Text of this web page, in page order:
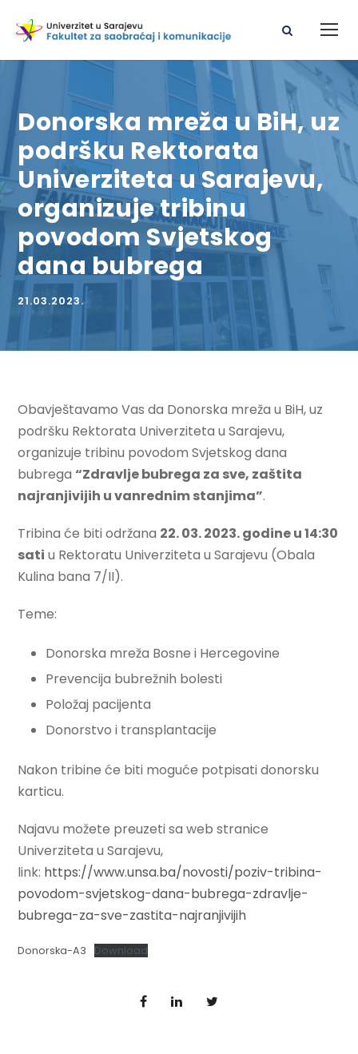
Donorska mreža u BiH, uz
podršku Rektorata
Univerziteta u Sarajevu,
organizuje tribinu
povodom Svjetskog
dana bubrega
21.03.2023.
Obavještavamo Vas da Donorska mreža u BiH, uz
podršku Rektorata Univerziteta u Sarajevu,
organizuje tribinu povodom Svjetskog dana
bubrega “Zdravlje bubrega za sve, zaštita
najranjivijih u vanrednim stanjima”.
Tribina će biti održana 22. 03. 2023. godine u 14:30
sati u Rektoratu Univerziteta u Sarajevu (Obala
Kulina bana 7/II).
Teme:
Donorska mreža Bosne i Hercegovine
Prevencija bubrežnih bolesti
Položaj pacijenta
Donorstvo i transplantacije
Nakon tribine će biti moguće potpisati donorsku
karticu.
Najavu možete preuzeti sa web stranice
Univerziteta u Sarajevu,
link: https://www.unsa.ba/novosti/poziv-tribina-
povodom-svjetskog-dana-bubrega-zdravlje-
bubrega-za-sve-zastita-najranjivijih
Donorska-A3 Download